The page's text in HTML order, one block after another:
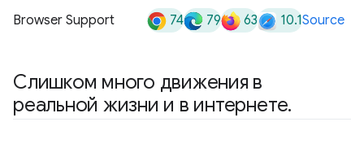
Browser Support 74 79 63 10.1Source
Слишком много движения в
реальной жизни и в интернете.